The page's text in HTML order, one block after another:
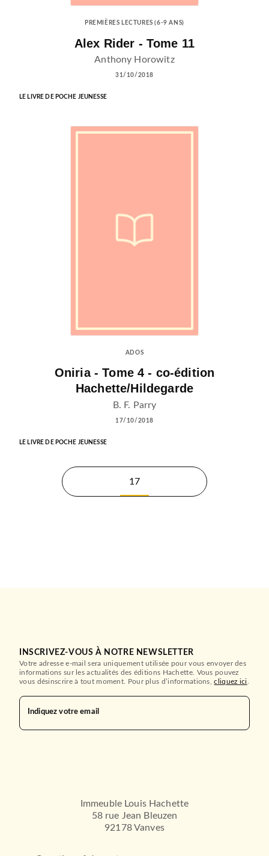
PREMIÈRES LECTURES (6-9 ANS)
Alex Rider - Tome 11
Anthony Horowitz
31/10/2018
LE LIVRE DE POCHE JEUNESSE
ADOS
Oniria - Tome 4 - co-édition
Hachette/Hildegarde
B. F. Parry
17/10/2018
LE LIVRE DE POCHE JEUNESSE
17
INSCRIVEZ-VOUS À NOTRE NEWSLETTER
Votre adresse e-mail sera uniquement utilisée pour vous envoyer des
informations sur les actualités des éditions Hachette. Vous pouvez
vous désinscrire à tout moment. Pour plus d’informations,cliquez ici
Indiquez votre email
Immeuble Louis Hachette
58 rue Jean Bleuzen
92178 Vanves